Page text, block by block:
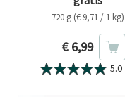
720 g (€ 9,71 / 1 kg)
Aktueller
€ 6,99
5.0